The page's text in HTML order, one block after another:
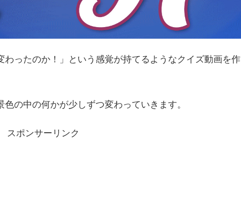
ったのか！」という感覚が持てるようなクイズ動画を作
の中の何かが少しずつ変わっていきます。
スポンサーリンク